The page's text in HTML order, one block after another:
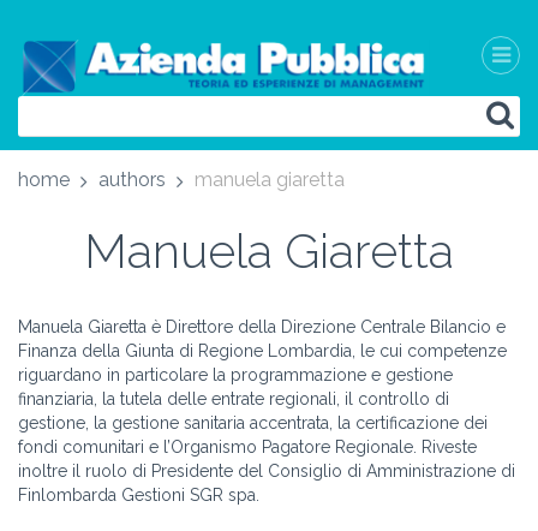
home authors manuela giaretta
Manuela Giaretta
Manuela Giaretta è Direttore della Direzione Centrale Bilancio e
Finanza della Giunta di Regione Lombardia, le cui competenze
riguardano in particolare la programmazione e gestione
finanziaria, la tutela delle entrate regionali, il controllo di
gestione, la gestione sanitaria accentrata, la certificazione dei
fondi comunitari e l’Organismo Pagatore Regionale. Riveste
inoltre il ruolo di Presidente del Consiglio di Amministrazione di
Finlombarda Gestioni SGR spa.